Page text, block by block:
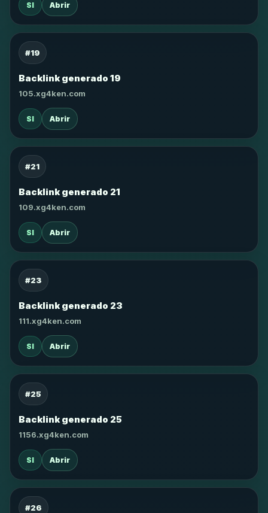
SI Abrir
#19
Backlink generado 19
105.xg4ken.com
SI Abrir
#21
Backlink generado 21
109.xg4ken.com
SI Abrir
#23
Backlink generado 23
111.xg4ken.com
SI Abrir
#25
Backlink generado 25
1156.xg4ken.com
SI Abrir
#26